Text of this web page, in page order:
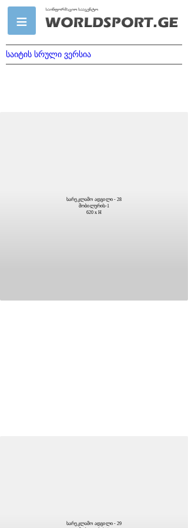
საიტის სრული ვერსია
სარეკლამო ადგილი - 28
მობილურის-1
620 x H
სარეკლამო ადგილი - 29